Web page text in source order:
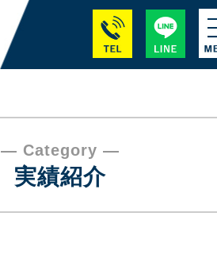
― Category ―
実績紹介